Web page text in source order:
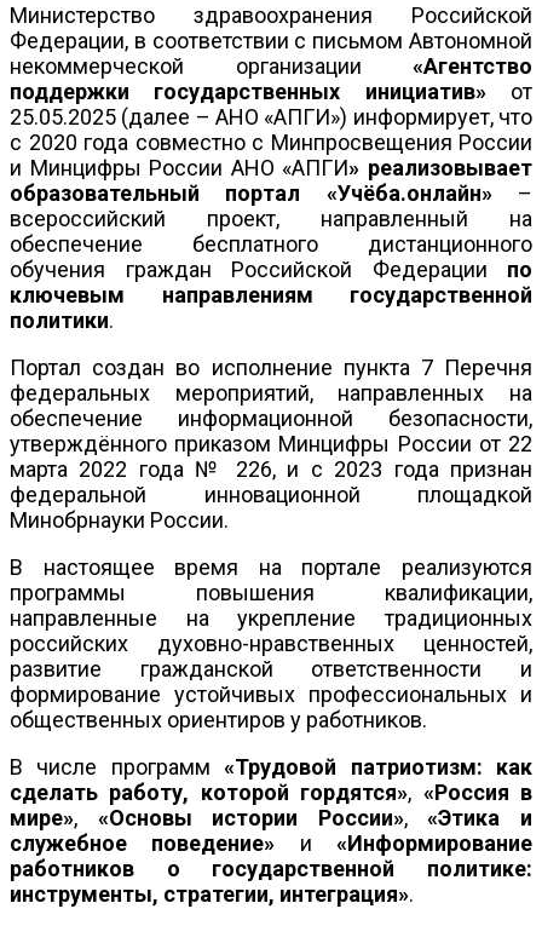
Министерство здравоохранения Российской
Федерации, в соответствии с письмом Автономной
некоммерческой организации «Агентство
поддержки государственных инициатив»от
25.05.2025 (далее – АНО «АПГИ») информирует, что
с 2020 года совместно с Минпросвещения России
и Минцифры России АНО «АПГИ» реализовывает
образовательный портал «Учёба.онлайн»–
всероссийский проект, направленный на
обеспечение бесплатного дистанционного
обучения граждан Российской Федерации по
ключевым направлениям государственной
политики.
Портал создан во исполнение пункта 7 Перечня
федеральных мероприятий, направленных на
обеспечение информационной безопасности,
утверждённого приказом Минцифры России от 22
марта 2022 года № 226, и с 2023 года признан
федеральной инновационной площадкой
Минобрнауки России.
В настоящее время на портале реализуются
программы повышения квалификации,
направленные на укрепление традиционных
российских духовно-нравственных ценностей,
развитие гражданской ответственности и
формирование устойчивых профессиональных и
общественных ориентиров у работников.
В числе программ«Трудовой патриотизм: как
сделать работу, которой гордятся», «Россия в
мире», «Основы истории России»,«Этика и
служебное поведение» и«Информирование
работников о государственной политике:
инструменты, стратегии, интеграция».